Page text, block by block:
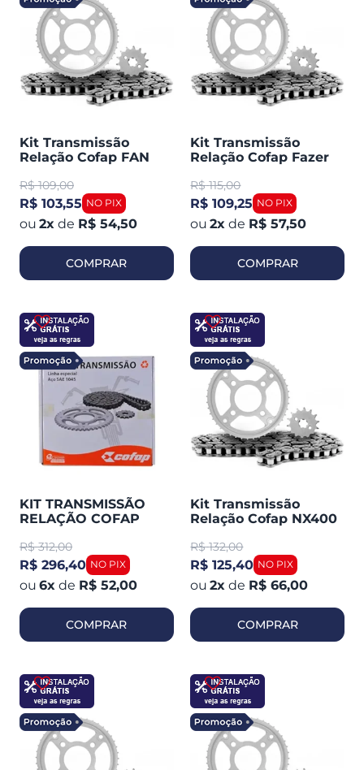
Kit Transmissão
Relação Cofap FAN
R$ 109,00
R$ 103,55
2x de R$ 54,50
COMPRAR
Kit Transmissão
Relação Cofap Fazer
R$ 115,00
R$ 109,25
2x de R$ 57,50
COMPRAR
KIT TRANSMISSÃO
RELAÇÃO COFAP
DIANTE COM
RETENTOR (420005)
R$ 312,00
R$ 296,40
6x de R$ 52,00
COMPRAR
Kit Transmissão
Relação Cofap NX400
R$ 132,00
R$ 125,40
2x de R$ 66,00
COMPRAR